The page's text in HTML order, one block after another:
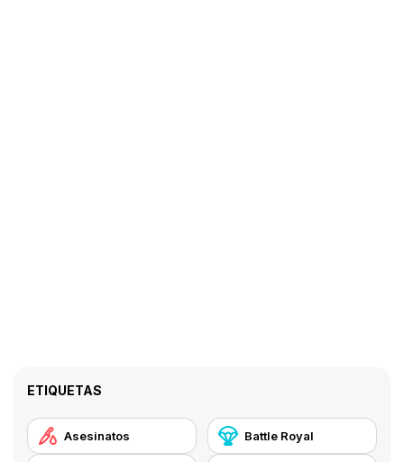
ETIQUETAS
Asesinatos Battle Royal